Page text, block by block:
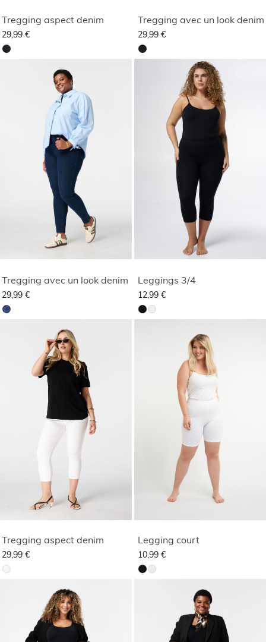
Tregging aspect denim
29,99 €
Tregging avec un look denim
29,99 €
Tregging avec un look denim
29,99 €
Leggings 3/4
12,99 €
Tregging aspect denim
29,99 €
Legging court
10,99 €